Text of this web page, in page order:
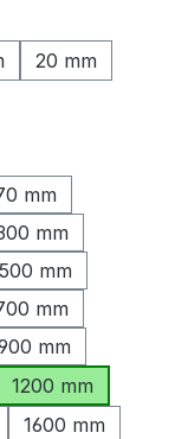
verfügbar.)
20 mm
verfügbar.)
mm
mm
500 mm
mm
mm
1200 mm
1600 mm